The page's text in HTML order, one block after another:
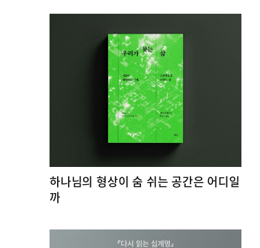
하나님의 형상이 숨 쉬는 공간은 어디일
까